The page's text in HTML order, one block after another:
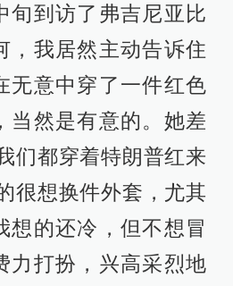
旬到访了弗吉尼亚比
，我居然主动告诉住
无意中穿了一件红色
当然是有意的。她差
们都穿着特朗普红来
很想换件外套，尤其
想的还冷，但不想冒
力打扮，兴高采烈地